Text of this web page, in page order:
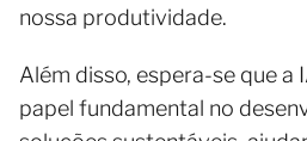
nossa produtividade.
Além disso, espera-se que a
papel fundamental no